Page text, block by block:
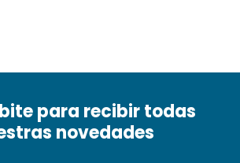
para recibir todas
novedades